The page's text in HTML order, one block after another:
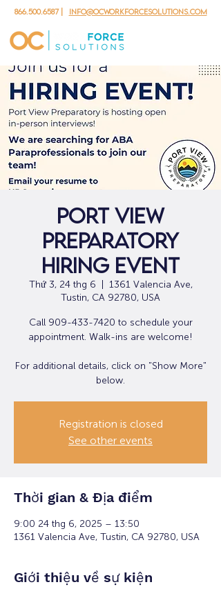
866.500.6587| info@ocworkforcesolutions.com
Port View
Preparatory
Hiring Event
Thứ 3, 24 thg 6
1361 Valencia Ave,
Tustin, CA 92780, USA
Call 909-433-7420 to schedule your
appointment. Walk-ins are welcome!
For additional details, click on "Show More"
below.
Registration is closed
See other events
Thời gian & Địa điểm
9:00 24 thg 6, 2025 – 13:50
1361 Valencia Ave, Tustin, CA 92780, USA
Giới thiệu về sự kiện